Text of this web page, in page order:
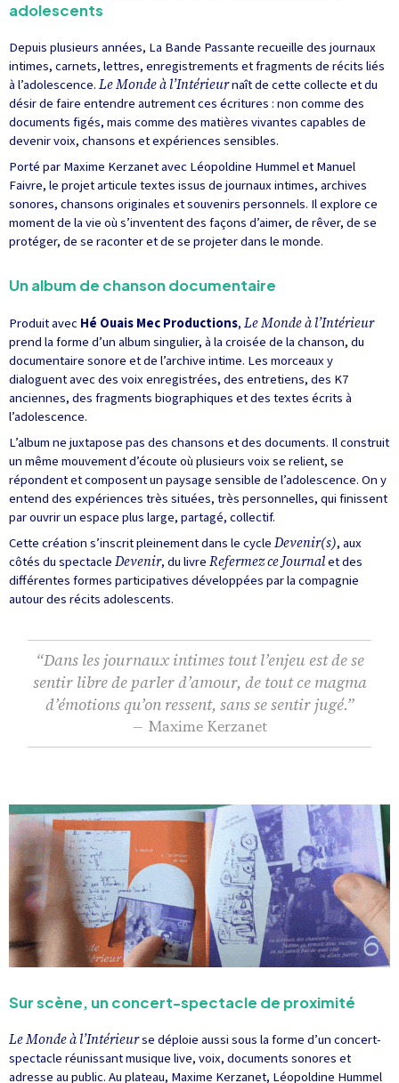
adolescents
Depuis plusieurs années, La Bande Passante recueille des journaux
intimes, carnets, lettres, enregistrements et fragments de récits liés
à l’adolescence. Le Monde à l’Intérieurnaît de cette collecte et du
désir de faire entendre autrement ces écritures : non comme des
documents figés, mais comme des matières vivantes capables de
devenir voix, chansons et expériences sensibles.
Porté par Maxime Kerzanet avec Léopoldine Hummel et Manuel
Faivre, le projet articule textes issus de journaux intimes, archives
sonores, chansons originales et souvenirs personnels. Il explore ce
moment de la vie où s’inventent des façons d’aimer, de rêver, de se
protéger, de se raconter et de se projeter dans le monde.
Un album de chanson documentaire
Produit avecHé Ouais Mec Productions, Le Monde à l’Intérieur
prend la forme d’un album singulier, à la croisée de la chanson, du
documentaire sonore et de l’archive intime. Les morceaux y
dialoguent avec des voix enregistrées, des entretiens, des K7
anciennes, des fragments biographiques et des textes écrits à
l’adolescence.
L’album ne juxtapose pas des chansons et des documents. Il construit
un même mouvement d’écoute où plusieurs voix se relient, se
répondent et composent un paysage sensible de l’adolescence. On y
entend des expériences très situées, très personnelles, qui finissent
par ouvrir un espace plus large, partagé, collectif.
Cette création s’inscrit pleinement dans le cycle Devenir(s), aux
côtés du spectacle Devenir, du livre Refermez ce Journalet des
différentes formes participatives développées par la compagnie
autour des récits adolescents.
“Dans les journaux intimes tout l’enjeu est de se
sentir libre de parler d’amour, de tout ce magma
d’émotions qu’on ressent, sans se sentir jugé.”
— Maxime Kerzanet
Sur scène, un concert-spectacle de proximité
Le Monde à l’Intérieurse déploie aussi sous la forme d’un concert-
spectacle réunissant musique live, voix, documents sonores et
adresse au public. Au plateau, Maxime Kerzanet, Léopoldine Hummel